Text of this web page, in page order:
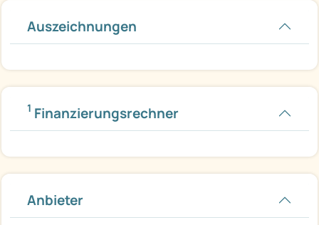
Auszeichnungen
1 Finanzierungsrechner
Anbieter